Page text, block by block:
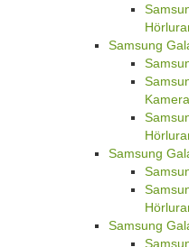
Samsung
Samsung
Samsung